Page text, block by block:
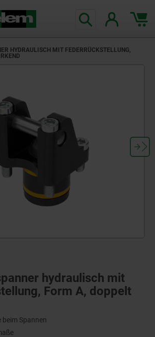
HYDRAULISCH MIT FEDERRÜCKSTELLUNG,
hydraulisch mit
Form A, doppelt
beim Spannen